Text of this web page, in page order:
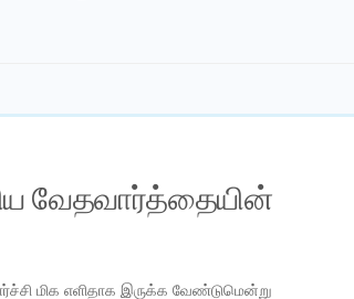
வேதவார்த்தையின்
மிக எளிதாக இருக்க வேண்டுமென்று